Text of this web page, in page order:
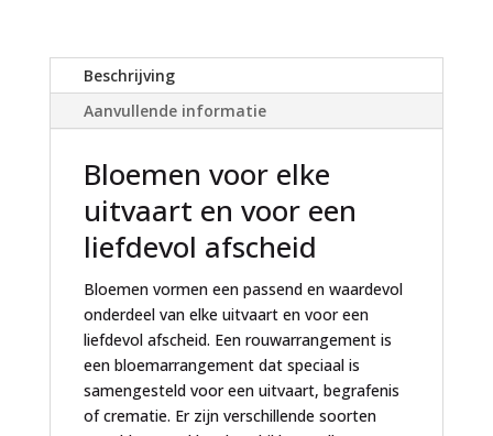
i
v
Beschrijving
Aanvullende informatie
Bloemen voor elke
uitvaart en voor een
liefdevol afscheid
Bloemen vormen een passend en waardevol
onderdeel van elke uitvaart en voor een
liefdevol afscheid. Een rouwarrangement is
een bloemarrangement dat speciaal is
samengesteld voor een uitvaart, begrafenis
of crematie. Er zijn verschillende soorten